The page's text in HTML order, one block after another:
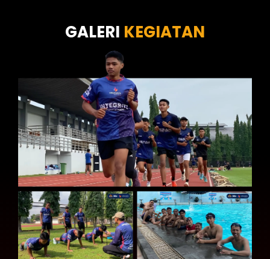
Tes Kepribadian
GALERI KEGIATAN